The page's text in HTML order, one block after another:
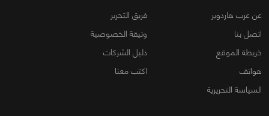
عن عرب هاردوير
فريق التحرير
اتصل بنا
وثيقة الخصوصية
خريطة الموقع
دليل الشركات
هواتف
اكتب معنا
السياسة التحريرية